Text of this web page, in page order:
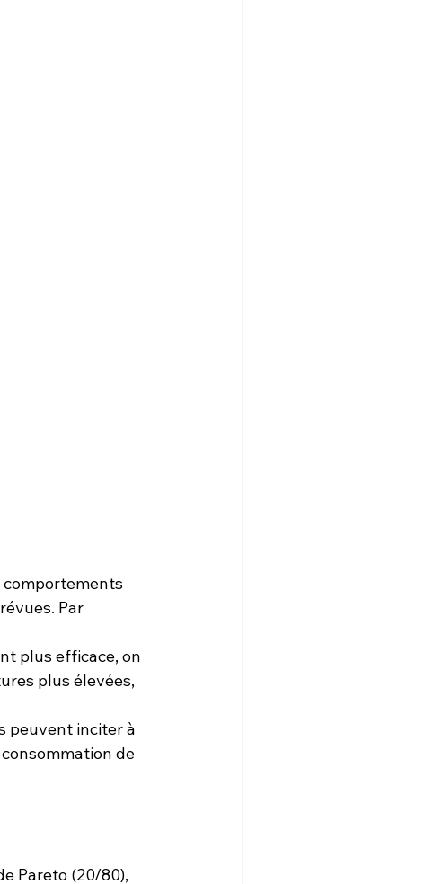
comportements
Par
plus efficace, on
plus élevées,
peuvent inciter à
de
Pareto (20/80),